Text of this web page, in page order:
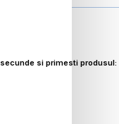
secunde si primesti produsul: